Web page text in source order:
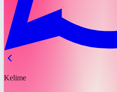
Kelime